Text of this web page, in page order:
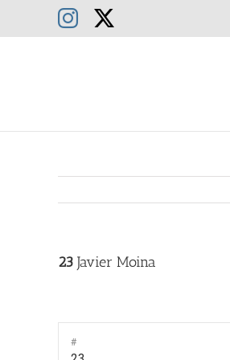
contenido
Instagram
23 Javier Moina
#